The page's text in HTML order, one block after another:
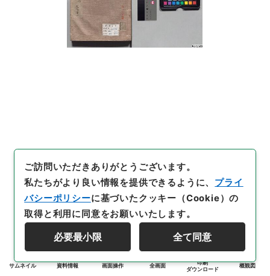
サムネイル 資料情報 画面操作 全画面
印刷
ダウンロード
概観図
ご訪問いただきありがとうございます。
私たちがより良い情報を提供できるように、 プライ
バシーポリシーに基づいたクッキー（Cookie）の
取得と利用に同意をお願いいたします。
必要最小限 全て同意